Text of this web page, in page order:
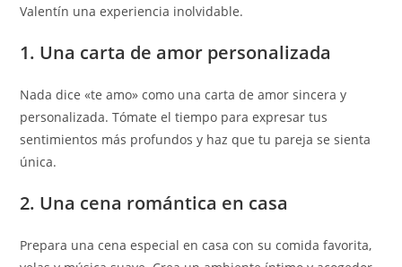
Valentín una experiencia inolvidable.
1. Una carta de amor personalizada
Nada dice «te amo» como una carta de amor sincera y
personalizada. Tómate el tiempo para expresar tus
sentimientos más profundos y haz que tu pareja se sienta
única.
2. Una cena romántica en casa
Prepara una cena especial en casa con su comida favorita,